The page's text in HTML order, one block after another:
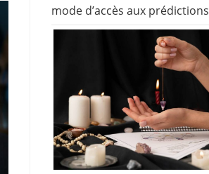
mode d’accès aux prédictions